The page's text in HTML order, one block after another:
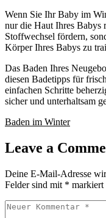
Wenn Sie Ihr Baby im
nur die Haut Ihres Babys
Stoffwechsel fördern,
Körper Ihres Babys zu
Das Baden Ihres
diesen Badetipps für
einfachen Schritte
sicher und unterhaltsam
Baden im Winter
Leave a
Deine E-Mail-Adresse
Felder sind mit * markiert
Ihr